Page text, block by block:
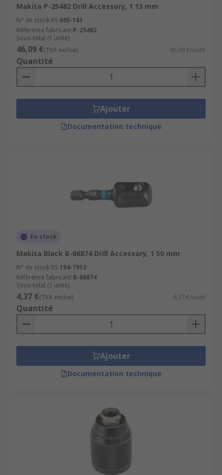
Makita P-25482 Drill Accessory, 1 13 mm
N° de stock RS 695-181
Référence fabricant P-25482
Sous-total (1 unité)
46,09 €(TVA exclue) 46,09 €/unité
Quantité
Ajouter
Documentation technique
En stock
Makita Black B-66874 Drill Accessory, 1 50 mm
N° de stock RS 194-7913
Référence fabricant B-66874
Sous-total (1 unité)
4,37 €(TVA exclue) 4,37 €/unité
Quantité
Ajouter
Documentation technique